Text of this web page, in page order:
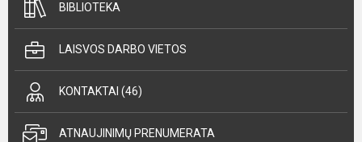
BIBLIOTEKA
LAISVOS DARBO VIETOS
KONTAKTAI (46)
ATNAUJINIMŲ PRENUMERATA